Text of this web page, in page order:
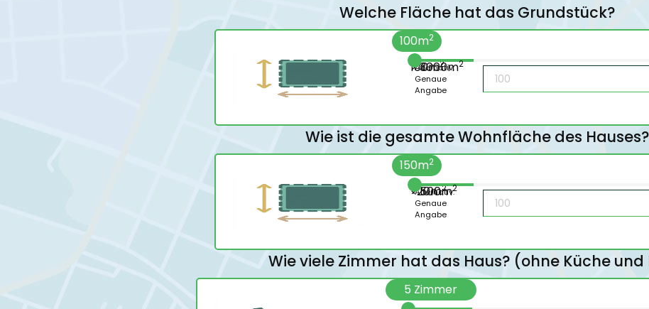
Welche Fläche hat das Grundstück?
100m2
100m2
> 3000m2
Alternativ:
Genaue
Angabe
Wie ist die gesamte Wohnfläche des Hauses?
<20m2
150m2
> 500m2
Alternativ:
Genaue
Angabe
Wie viele Zimmer hat das Haus? (ohne Küche und
5 Zimmer